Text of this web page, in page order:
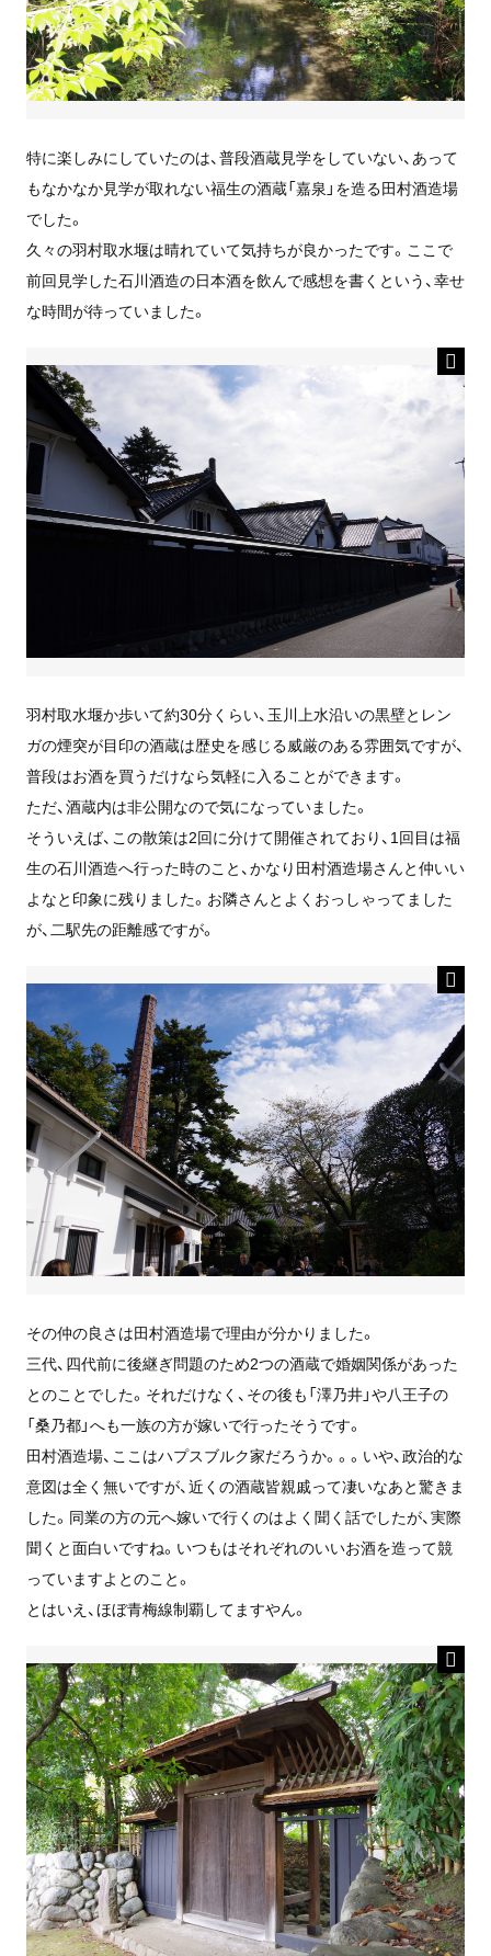
特に楽しみにしていたのは、普段酒蔵見学をしていない、あって
もなかなか見学が取れない福生の酒蔵「嘉泉」を造る田村酒造場
でした。
久々の羽村取水堰は晴れていて気持ちが良かったです。ここで
前回見学した石川酒造の日本酒を飲んで感想を書くという、幸せ
な時間が待っていました。
羽村取水堰か歩いて約30分くらい、玉川上水沿いの黒壁とレン
ガの煙突が目印の酒蔵は歴史を感じる威厳のある雰囲気ですが、
普段はお酒を買うだけなら気軽に入ることができます。
ただ、酒蔵内は非公開なので気になっていました。
そういえば、この散策は2回に分けて開催されており、1回目は福
生の石川酒造へ行った時のこと、かなり田村酒造場さんと仲いい
よなと印象に残りました。お隣さんとよくおっしゃってました
が、二駅先の距離感ですが。
その仲の良さは田村酒造場で理由が分かりました。
三代、四代前に後継ぎ問題のため2つの酒蔵で婚姻関係があった
とのことでした。それだけなく、その後も「澤乃井」や八王子の
「桑乃都」へも一族の方が嫁いで行ったそうです。
田村酒造場、ここはハプスブルク家だろうか。。。いや、政治的な
意図は全く無いですが、近くの酒蔵皆親戚って凄いなあと驚きま
した。同業の方の元へ嫁いで行くのはよく聞く話でしたが、実際
聞くと面白いですね。いつもはそれぞれのいいお酒を造って競
っていますよとのこと。
とはいえ、ほぼ青梅線制覇してますやん。